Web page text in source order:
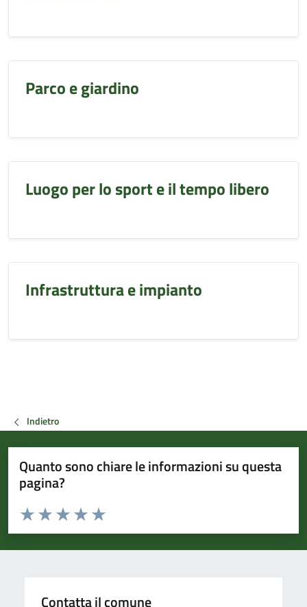
Parco e giardino
Luogo per lo sport e il tempo libero
Infrastruttura e impianto
Indietro
Quanto sono chiare le informazioni su questa
pagina?
Valuta da 1 a 5 stelle la pagina
Valuta 5 stelle su 5
Valuta 4 stelle su 5
Valuta 3 stelle su 5
Valuta 2 stelle su 5
Valuta 1 stelle su 5
Contatta il comune